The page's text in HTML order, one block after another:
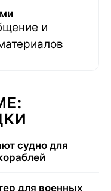
и
судно для
для военных